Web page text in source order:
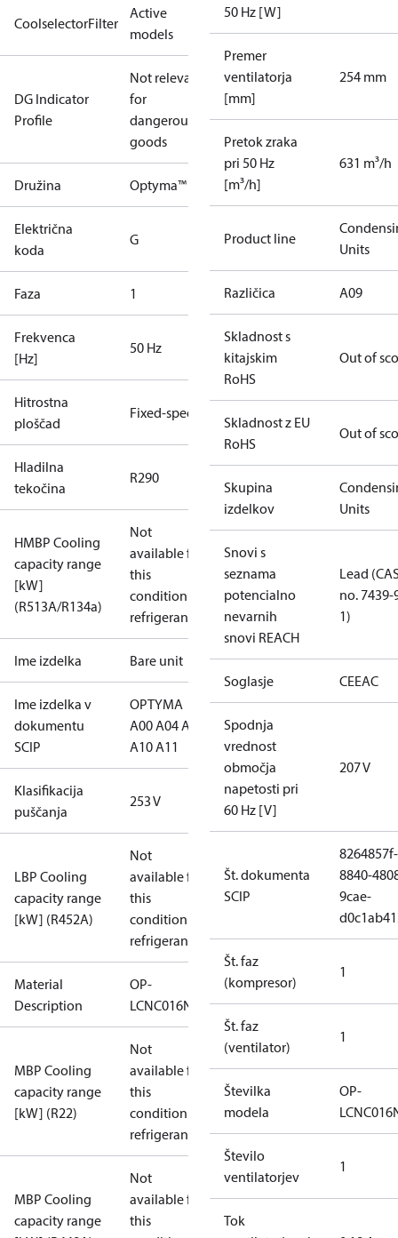
CoolselectorFilter
Active
models
DG Indicator
Profile
Not relevant
for
dangerous
goods
Družina Optyma™
Električna
koda
G
Faza 1
Frekvenca
[Hz]
50 Hz
Hitrostna
ploščad
Fixed-speed
Hladilna
tekočina
R290
HMBP Cooling
capacity range
[kW]
(R513A/R134a)
Not
available for
this
condition /
refrigerant
Ime izdelka Bare unit
Ime izdelka v
dokumentu
SCIP
OPTYMA
A00 A04 A09
A10 A11
Klasifikacija
puščanja
253 V
LBP Cooling
capacity range
[kW] (R452A)
Not
available for
this
condition /
refrigerant
Material
Description
OP-
LCNC016NPA09G
MBP Cooling
capacity range
[kW] (R22)
Not
available for
this
condition /
refrigerant
MBP Cooling
capacity range
Not
available for
this
50 Hz [W]
Premer
ventilatorja
[mm]
254 mm
Pretok zraka
pri 50 Hz
[m³/h]
631 m³/h
Product line
Units
Različica A09
Skladnost s
kitajskim
RoHS
Out of
Skladnost z EU
RoHS
Out of
Skupina
izdelkov
Units
Snovi s
seznama
potencialno
nevarnih
snovi REACH
Lead
no. 7439-
1)
Soglasje CEEAC
Spodnja
vrednost
območja
napetosti pri
60 Hz [V]
207 V
Št. dokumenta
SCIP
8264857f-
8840-
9cae-
Št. faz
(kompresor)
1
Št. faz
(ventilator)
1
Številka
modela
OP-
Število
ventilatorjev
1
Tok